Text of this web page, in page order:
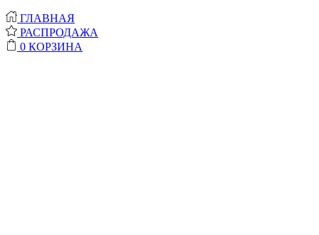
ГЛАВНАЯ
РАСПРОДАЖА
0 КОРЗИНА